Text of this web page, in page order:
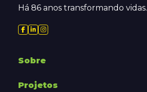
Há 86 anos transformando vidas.
Sobre
Projetos